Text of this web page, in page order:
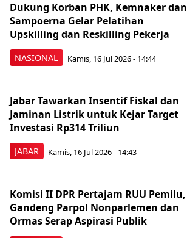
NASIONAL
Dukung Korban PHK, Kemnaker dan
Sampoerna Gelar Pelatihan
Upskilling dan Reskilling Pekerja
Kamis, 16 Jul 2026 - 14:44
JABAR
Jabar Tawarkan Insentif Fiskal dan
Jaminan Listrik untuk Kejar Target
Investasi Rp314 Triliun
Kamis, 16 Jul 2026 - 14:43
Komisi II DPR Pertajam RUU Pemilu,
Gandeng Parpol Nonparlemen dan
Ormas Serap Aspirasi Publik